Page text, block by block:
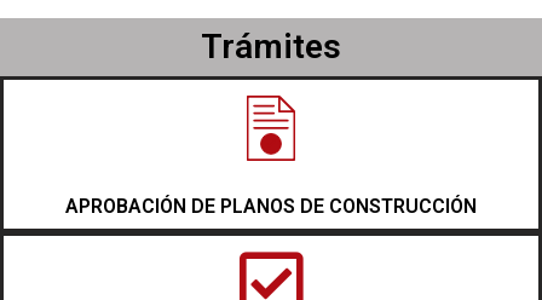
Trámites
APROBACIÓN DE PLANOS DE CONSTRUCCIÓN